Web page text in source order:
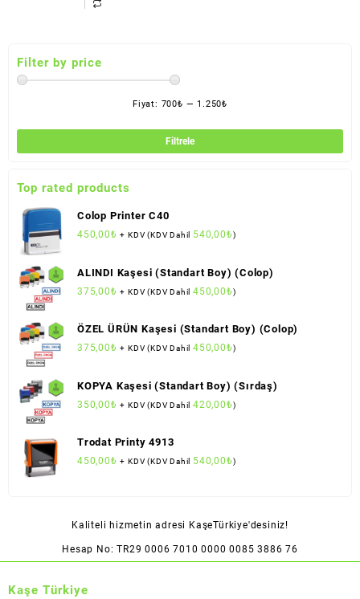
Filter by price
Filtrele
Fiyat: 700₺ — 1.250₺
Top rated products
Colop Printer C40
450,00₺ + KDV (KDV Dahil 540,00₺)
ALINDI Kaşesi (Standart Boy) (Colop)
375,00₺ + KDV (KDV Dahil450,00₺)
ÖZEL ÜRÜN Kaşesi (Standart Boy) (Colop)
375,00₺ + KDV (KDV Dahil450,00₺)
KOPYA Kaşesi (Standart Boy) (Sırdaş)
350,00₺ + KDV (KDV Dahil420,00₺)
Trodat Printy 4913
450,00₺ + KDV (KDV Dahil 540,00₺)
Kaliteli hizmetin adresi KaşeTürkiye'desiniz!
Hesap No: TR29 0006 7010 0000 0085 3886 76
Kaşe Türkiye